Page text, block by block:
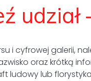
udział
i cyfrowej galerii,
oraz krótką
ludowy lub